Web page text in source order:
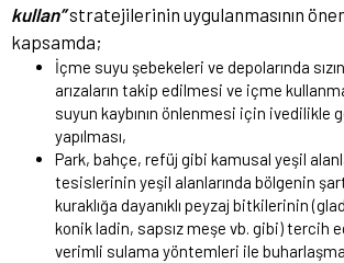
kullan”stratejilerinin uygulanmasının
kapsamda;
İçme suyu şebekeleri ve depolarında
arızaların takip edilmesi ve içme
suyun kaybının önlenmesi için ivedilikle
yapılması,
Park, bahçe, refüj gibi kamusal yeşil
tesislerinin yeşil alanlarında bölgenin
kuraklığa dayanıklı peyzaj bitkilerinin
konik ladin, sapsız meşe vb. gibi) tercih
verimli sulama yöntemleri ile